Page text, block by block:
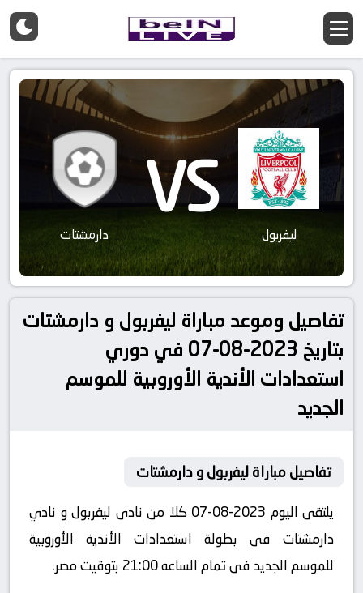
ليفربول VS دارمشتات
تفاصيل وموعد مباراة ليفربول و دارمشتات
بتاريخ 2023-08-07 في دوري
استعدادات الأندية الأوروبية للموسم
الجديد
تفاصيل مباراة ليفربول و دارمشتات
يلتقى اليوم 2023-08-07 كلا من نادى ليفربول و نادي
دارمشتات فى بطولة استعدادات الأندية الأوروبية
للموسم الجديد فى تمام الساعه 21:00 بتوقيت مصر.